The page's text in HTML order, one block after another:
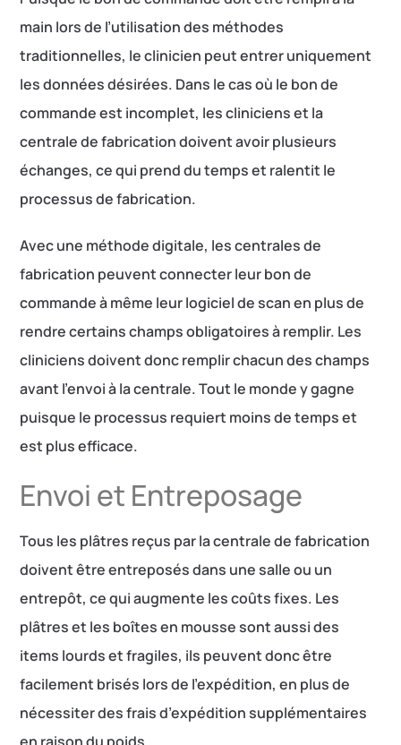
main lors de l’utilisation des méthodes
traditionnelles, le clinicien peut entrer uniquement
les données désirées. Dans le cas où le bon de
commande est incomplet, les cliniciens et la
centrale de fabrication doivent avoir plusieurs
échanges, ce qui prend du temps et ralentit le
processus de fabrication.
Avec une méthode digitale, les centrales de
fabrication peuvent connecter leur bon de
commande à même leur logiciel de scan en plus de
rendre certains champs obligatoires à remplir. Les
cliniciens doivent donc remplir chacun des champs
avant l’envoi à la centrale. Tout le monde y gagne
puisque le processus requiert moins de temps et
est plus efficace.
Envoi et Entreposage
Tous les plâtres reçus par la centrale de fabrication
doivent être entreposés dans une salle ou un
entrepôt, ce qui augmente les coûts fixes. Les
plâtres et les boîtes en mousse sont aussi des
items lourds et fragiles, ils peuvent donc être
facilement brisés lors de l’expédition, en plus de
nécessiter des frais d’expédition supplémentaires